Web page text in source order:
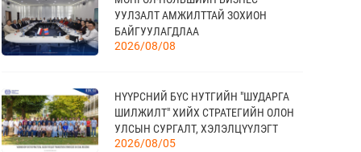
17
09 сар
“УЛААНБААТАР ТҮНШЛЭЛ 2026”
ХҮНСНИЙ САЛБАРЫН ОЛОН УЛСЫН
ҮЗЭСГЭЛЭН
20
09 сар
КАНАД УЛС - ТОРОНТО ХОТЫН БИЗНЕС
АЯЛАЛ
УУЛЗАЛТ АМЖИЛТТАЙ ЗОХИОН
БАЙГУУЛАГДЛАА
2026/08/08
НҮҮРСНИЙ БҮС НУТГИЙН "ШУДАРГА
ШИЛЖИЛТ" ХИЙХ СТРАТЕГИЙН ОЛОН
УЛСЫН СУРГАЛТ, ХЭЛЭЛЦҮҮЛЭГТ
ОРОЛЦЛОО
2026/08/05